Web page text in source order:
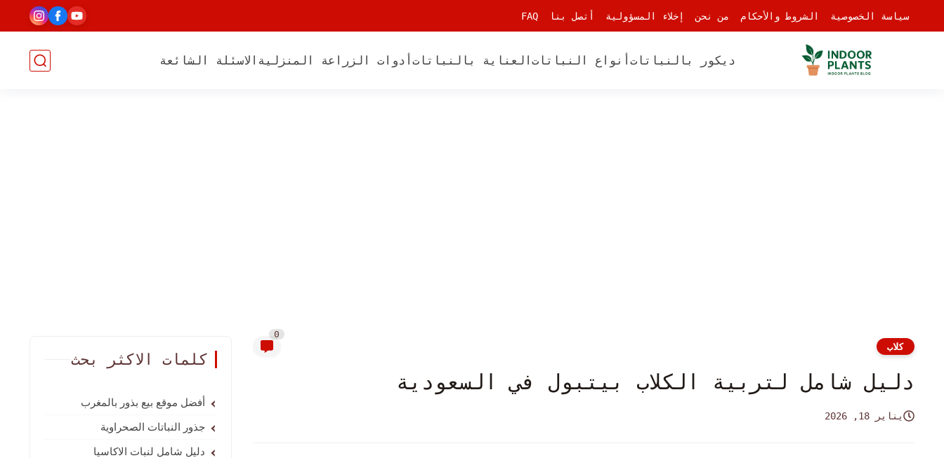
سياسة الخصوصية
الشروط والأحكام من نحن إخلاء المسؤولية أتصل بنا FAQ
ديكور بالنباتات أنواع النباتات العناية بالنباتات أدوات الزراعة المنزلية الاسئلة الشائعة
كلاب
0
دليل شامل لتربية الكلاب بيتبول في السعودية
يناير 18, 2026
كلمات الاكثر بحث
أفضل موقع بيع بذور بالمغرب
جذور النباتات الصحراوية
دليل شامل لنبات الاكاسيا